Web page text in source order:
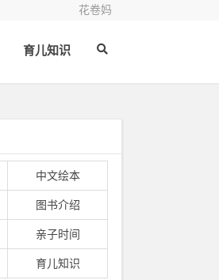
花卷妈
育儿知识
中文绘本
图书介绍
亲子时间
育儿知识